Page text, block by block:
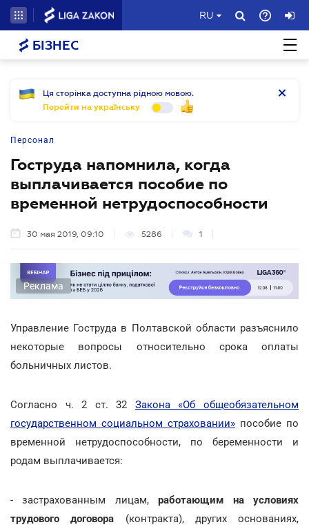
RU
БІЗНЕС
Ця сторінка доступна рідною мовою.
Перейти на українську
Персонал
Гоструда напомнила, когда
выплачивается пособие по
временной нетрудоспособности
30 мая 2019, 09:10 5286 1
Реклама
Управление Гоструда в Полтавской области разъяснило
некоторые вопросы относительно срока оплаты
больничных листов.
Согласно ч. 2 ст. 32 Закона «Об общеобязательном
государственном социальном страховании» пособие по
временной нетрудоспособности, по беременности и
родам выплачивается:
- застрахованным лицам,работающим на условиях
трудового договора (контракта), других основаниях,